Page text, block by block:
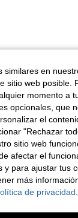
similares en
sitio web posible.
momento a
opcionales, que
el
"Rechazar
sitio web
afectar el
y para ajustar tus
más
de privacidad.